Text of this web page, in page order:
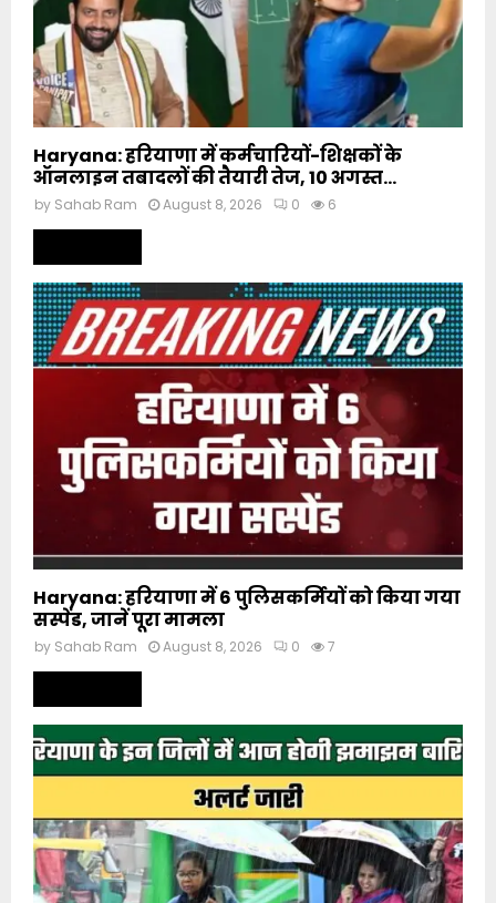
Haryana: हरियाणा में कर्मचारियों-शिक्षकों के
ऑनलाइन तबादलों की तैयारी तेज, 10 अगस्त...
by Sahab Ram August 8, 2026 0 6
Haryana: हरियाणा में 6 पुलिसकर्मियों को किया गया
सस्पेंड, जानें पूरा मामला
by Sahab Ram August 8, 2026 0 7